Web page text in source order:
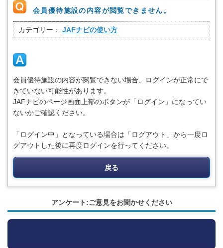
会員優待施設の内容が閲覧できません。
カテゴリー： JAFナビの使い方
会員優待施設の内容が閲覧できない場合、ログインが正常にで
きていない可能性があります。
JAFナビのページ画面上部のボタンが「ログイン」になってい
ないかご確認ください。
「ログイン中」となっている場合は「ログアウト」から一度ロ
グアウトした後に再度ログインを行ってください。
戻る
アンケート:ご意見をお聞かせください